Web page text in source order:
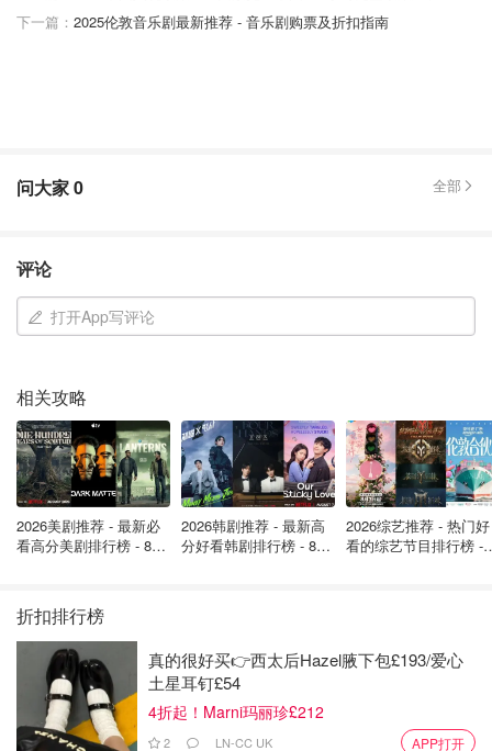
陶喆英国演唱会场馆图
作为R&B教父，记得小时候陶喆的歌特别火，当时我却不以
为然～结果前几年开始突然好爱好爱陶吉吉的歌！！每首都
老头的演唱会，办了这场，不知道还能有几场了。所以这次
的机会可要好好抓住了！
更多
2025英国演唱会信息戳：
下一篇： 2025伦敦音乐剧最新推荐 - 音乐剧购票及折扣指南
问大家0 全部
评论
打开App写评论
相关攻略
2026美剧推荐 - 最新必
看高分美剧排行榜 - 8月
2026韩剧推荐 - 最新高
分好看韩剧排行榜 - 8月
2026综艺推荐 - 热门好
看的综艺节目排行榜 -
折扣排行榜
真的很好买👉西太后Hazel腋下包£193/爱心
土星耳钉£54
4折起！Marni玛丽珍£212
2 LN-CC UK APP打开